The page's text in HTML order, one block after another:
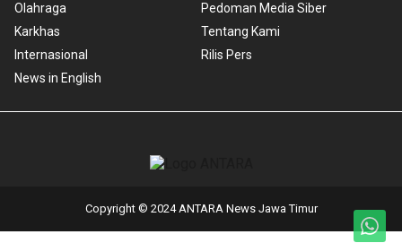
Olahraga
Karkhas
Internasional
News in English
Pedoman Media Siber
Tentang Kami
Rilis Pers
Copyright © 2024 ANTARA News Jawa Timur